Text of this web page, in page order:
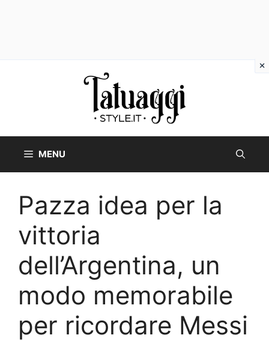
MENU
Pazza idea per la
vittoria
dell’Argentina, un
modo memorabile
per ricordare Messi